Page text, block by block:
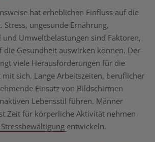
hat erheblichen Einfluss auf die
Stress, ungesunde Ernährung,
und Umweltbelastungen sind Faktoren,
die Gesundheit auswirken können. Der
viele Herausforderungen für die
sich. Lange Arbeitszeiten, beruflicher
Einsatz von Bildschirmen
Lebensstil führen. Männer
Zeit für körperliche Aktivität nehmen
entwickeln.